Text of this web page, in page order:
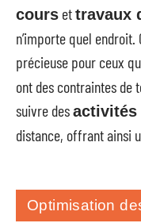
cours ettravaux
n’importe quel
précieuse pour ceux
ont des contraintes de
suivre desactivités
distance, offrant ainsi
Optimisation